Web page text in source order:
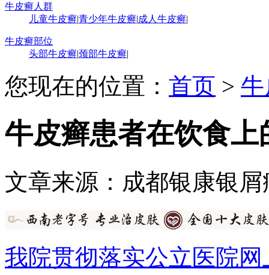
牛皮癣人群
儿童牛皮癣|青少年牛皮癣|成人牛皮癣|
牛皮癣部位
头部牛皮癣|颈部牛皮癣|
您现在的位置： 首页 >
牛皮癣患者在饮食上
文章来源：成都银康银屑
我院贯彻落实公立医院